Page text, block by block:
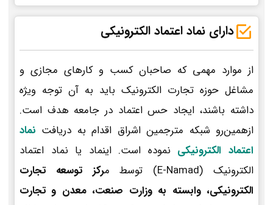
دارای نماد اعتماد الکترونیکی
از موارد مهمی که صاحبان کسب و کارهای مجازی و
مشاغل حوزه تجارت الکترونیک باید به آن توجه ویژه
داشته باشند، ایجاد حس اعتماد در جامعه هدف است.
ازهمین‌رو شبکه مترجمین اشراق اقدام به دریافت نماد
اعتماد الکترونیکی نموده است. اینماد یا نماد اعتماد
الکترونیک (E-Namad) توسط م
رکز توسعه تجارت
الکترونیکی، وابسته به وزارت صنعت، معدن و تجارت